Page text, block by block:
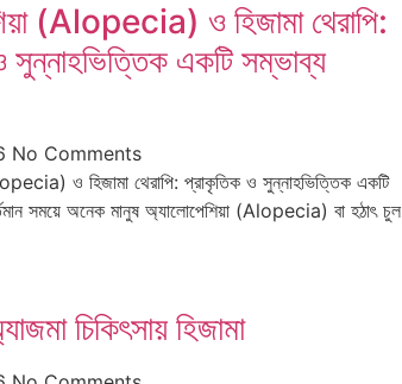
(Alopecia) ও হিজামা থেরাপি:
সুন্নাহভিত্তিক একটি সম্ভাব্য
No Comments
ও হিজামা থেরাপি: প্রাকৃতিক ও সুন্নাহভিত্তিক একটি
সময়ে অনেক মানুষ অ্যালোপেশিয়া (Alopecia) বা হঠাৎ চুল
চিকিৎসায় হিজামা